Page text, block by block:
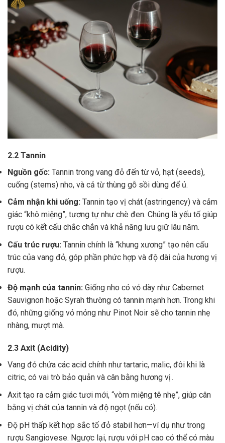
2.2 Tannin
Nguồn gốc: Tannin trong vang đỏ đến từ vỏ, hạt (seeds),
cuống (stems) nho, và cả từ thùng gỗ sồi dùng để ủ.
Cảm nhận khi uống: Tannin tạo vị chát (astringency) và cảm
giác “khô miệng”, tương tự như chè đen. Chúng là yếu tố giúp
rượu có kết cấu chắc chắn và khả năng lưu giữ lâu năm.
Cấu trúc rượu: Tannin chính là “khung xương” tạo nên cấu
trúc của vang đỏ, góp phần phức hợp và độ dài của hương vị
rượu.
Độ mạnh của tannin: Giống nho có vỏ dày như Cabernet
Sauvignon hoặc Syrah thường có tannin mạnh hơn. Trong khi
đó, những giống vỏ mỏng như Pinot Noir sẽ cho tannin nhẹ
nhàng, mượt mà.
2.3 Axit (Acidity)
Vang đỏ chứa các acid chính như tartaric, malic, đôi khi là
citric, có vai trò bảo quản và cân bằng hương vị .
Axit tạo ra cảm giác tươi mới, “vòm miệng tê nhẹ”, giúp cân
bằng vị chát của tannin và độ ngọt (nếu có).
Độ pH thấp kết hợp sắc tố đỏ stabil hơn—ví dụ như trong
rượu Sangiovese. Ngược lại, rượu với pH cao có thể có màu